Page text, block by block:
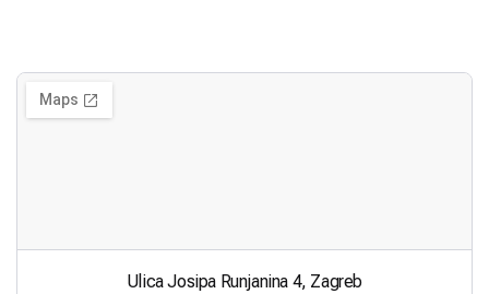
Ulica Josipa Runjanina 4, Zagreb